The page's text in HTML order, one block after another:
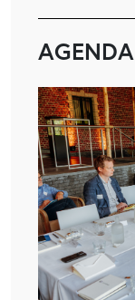
AGENDA